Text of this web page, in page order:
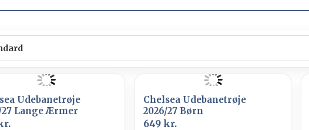
Udebanetrøje
27 Lange Ærmer
Chelsea Udebanetrøje
2026/27 Børn
649 kr.